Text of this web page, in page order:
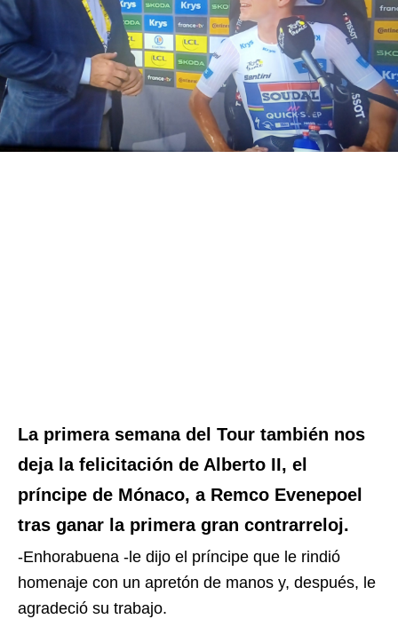
La primera semana del Tour también nos
deja la felicitación de Alberto II, el
príncipe de Mónaco, a Remco Evenepoel
tras ganar la primera gran contrarreloj.
-Enhorabuena -le dijo el príncipe que le rindió
homenaje con un apretón de manos y, después, le
agradeció su trabajo.